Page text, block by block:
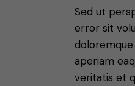
Sed ut
error sit
aperiam
veritatis et